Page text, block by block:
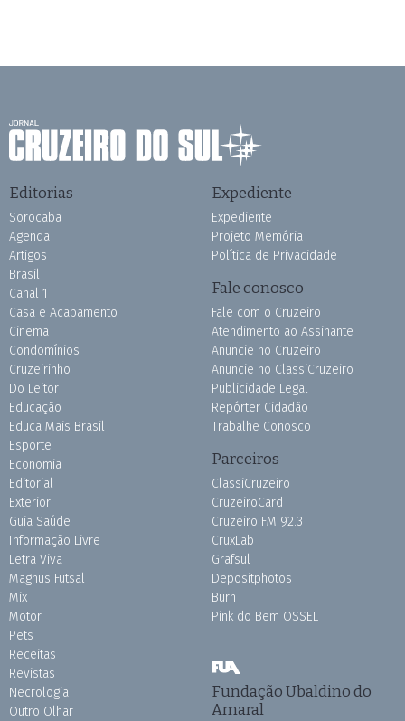
Editorias
Sorocaba
Agenda
Artigos
Brasil
Canal 1
Casa e Acabamento
Cinema
Condomínios
Cruzeirinho
Do Leitor
Educação
Educa Mais Brasil
Esporte
Economia
Editorial
Exterior
Guia Saúde
Informação Livre
Letra Viva
Magnus Futsal
Mix
Motor
Pets
Receitas
Revistas
Necrologia
Outro Olhar
Expediente
Expediente
Projeto Memória
Política de Privacidade
Fale conosco
Fale com o Cruzeiro
Atendimento ao Assinante
Anuncie no Cruzeiro
Anuncie no ClassiCruzeiro
Publicidade Legal
Repórter Cidadão
Trabalhe Conosco
Parceiros
ClassiCruzeiro
CruzeiroCard
Cruzeiro FM 92.3
CruxLab
Grafsul
Depositphotos
Burh
Pink do Bem OSSEL
Fundação Ubaldino do
Amaral